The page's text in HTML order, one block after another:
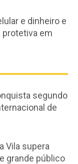
e dinheiro e
em
segundo
de
Vila supera
grande público